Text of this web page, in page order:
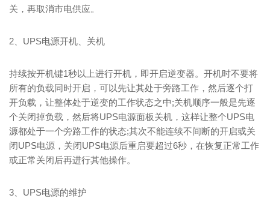
关，再取消市电供应。
2、UPS电源开机、关机
持续按开机键1秒以上进行开机，即开启逆变器。开机时不要将
所有的负载同时开启，可以先让其处于旁路工作，然后逐个打
开负载，让整体处于逆变的工作状态之中;关机顺序一般是先逐
个关闭掉负载，然后将UPS电源面板关机，这样让整个UPS电
源都处于一个旁路工作的状态;其次不能连续不间断的开启或关
闭UPS电源，关闭UPS电源后重启要超过6秒，在恢复正常工作
或正常关闭后再进行其他操作。
3、UPS电源的维护